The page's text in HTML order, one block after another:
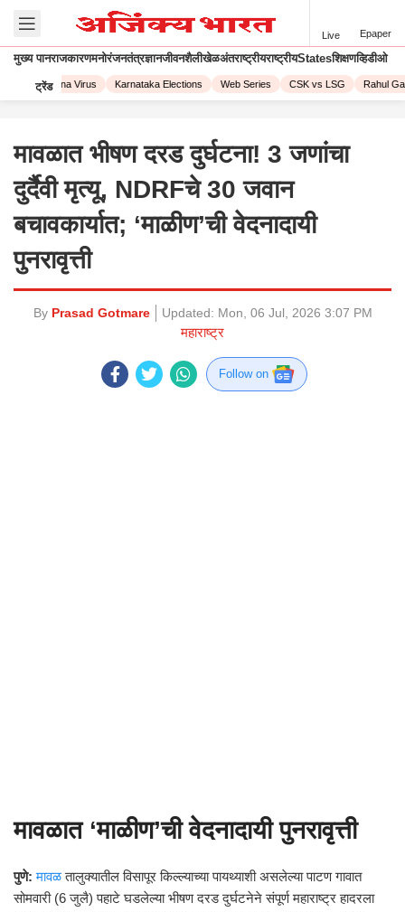
Live Epaper
मुख्य पानराजकारणमनोरंजनतंत्रज्ञानजीवनशैलीखेळअंतराष्ट्रीयराष्ट्रीयStatesशिक्षणव्हिडीओ
ट्रेंड
Corona Virus Karnataka Elections Web Series CSK vs LSG Rahul
मावळात भीषण दरड दुर्घटना! 3 जणांचा
दुर्दैवी मृत्यू, NDRFचे 30 जवान
बचावकार्यात; ‘माळीण’ची वेदनादायी
पुनरावृत्ती
By Prasad Gotmare Updated: Mon, 06 Jul, 2026 3:07 PM
महाराष्ट्र
Follow on
मावळात ‘माळीण’ची वेदनादायी पुनरावृत्ती
पुणे: मावळतालुक्यातील विसापूर किल्ल्याच्या पायथ्याशी असलेल्या पाटण गावात
सोमवारी (6 जुलै) पहाटे घडलेल्या भीषण दरड दुर्घटनेने संपूर्ण महाराष्ट्र हादरला